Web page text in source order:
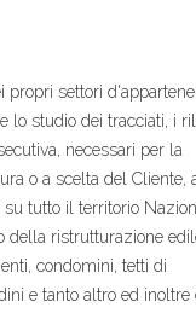
propri settori
lo studio dei tracciati, i
necessari per la
o a scelta del Cliente,
tutto il territorio
della ristrutturazione
condomini, tetti di
e tanto altro ed inoltre